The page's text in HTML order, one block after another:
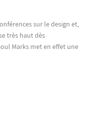
sur le design et,
très haut dès
Marks met en effet une